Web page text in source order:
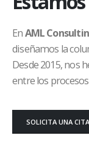
EnAML
diseñamos la
Desde 2015, nos
entre los
SOLICITA UNA